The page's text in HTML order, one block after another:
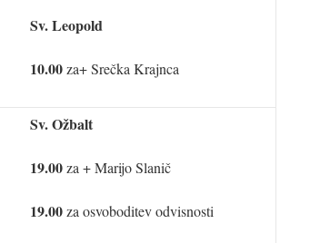
Sv. Leopold
10.00za+ Srečka Krajnca
Sv. Ožbalt
19.00za + Marijo Slanič
19.00za osvoboditev odvisnosti